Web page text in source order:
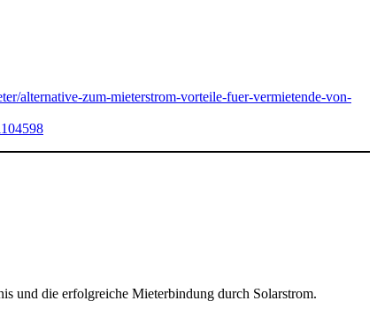
alternative-zum-mieterstrom-vorteile-fuer-vermietende-von-